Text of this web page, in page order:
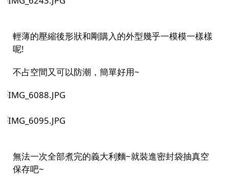
輕薄的壓縮後形狀和剛購入的外型幾乎一模模一樣樣
呢!
不占空間又可以防潮，簡單好用~
無法一次全部煮完的義大利麵~就裝進密封袋抽真空
保存吧~